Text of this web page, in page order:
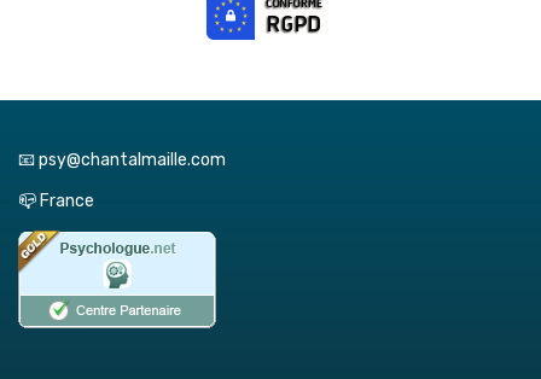
📧 psy@chantalmaille.com
📪 France